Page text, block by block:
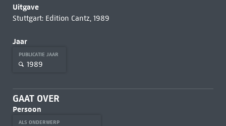
Uitgave
Stuttgart: Edition Cantz, 1989
Jaar
PUBLICATIE JAAR
1989
GAAT OVER
Persoon
ALS ONDERWERP